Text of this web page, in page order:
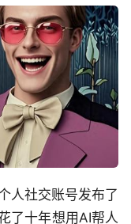
人社交账号发布了
了十年想用AI帮人